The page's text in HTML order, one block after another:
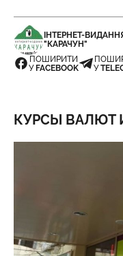
ІНТЕРНЕТ-
"КАРАЧУН"
ПОШИРИТИ
У FACEBOOK
У
КУРСЫ ВАЛЮТ